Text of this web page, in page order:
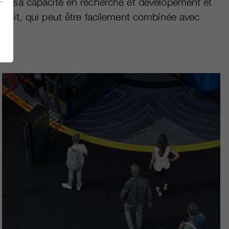
qui peut être facilement combinée avec